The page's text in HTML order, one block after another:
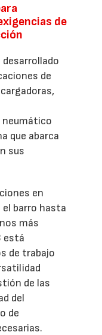
de
desarrollado
de
que abarca
sus
en
barro hasta
más
está
de trabajo
de las
del
de